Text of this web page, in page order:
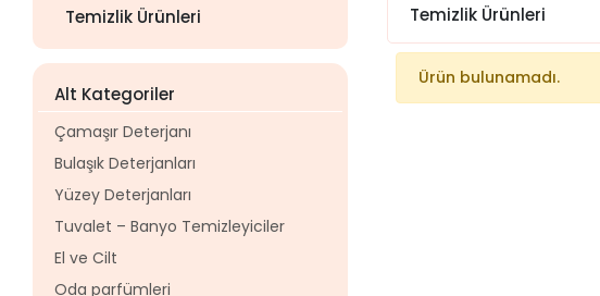
Temizlik Ürünleri
Alt Kategoriler
Çamaşır Deterjanı
Bulaşık Deterjanları
Yüzey Deterjanları
Tuvalet – Banyo Temizleyiciler
El ve Cilt
Oda parfümleri
Temizlik Ürünleri
Ürün bulunamadı.